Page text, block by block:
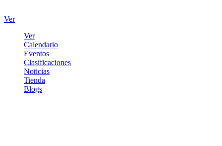
Ver
Ver
Calendario
Eventos
Clasificaciones
Noticias
Tienda
Blogs